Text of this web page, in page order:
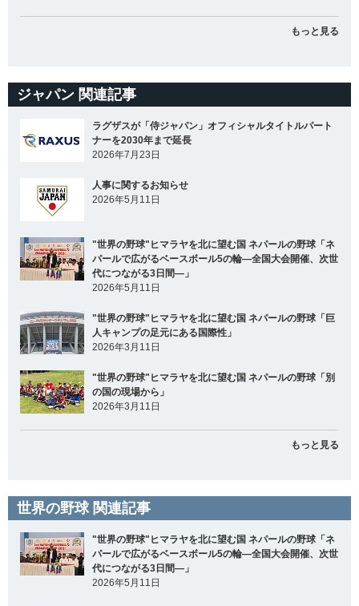
もっと見る
ジャパン 関連記事
ラグザスが「侍ジャパン」オフィシャルタイトルパート
ナーを2030年まで延長
2026年7月23日
人事に関するお知らせ
2026年5月11日
"世界の野球"ヒマラヤを北に望む国 ネパールの野球「ネ
パールで広がるベースボール5の輪―全国大会開催、次世
代につながる3日間―」
2026年5月11日
"世界の野球"ヒマラヤを北に望む国 ネパールの野球「巨
人キャンプの足元にある国際性」
2026年3月11日
"世界の野球"ヒマラヤを北に望む国 ネパールの野球「別
の国の現場から」
2026年3月11日
もっと見る
世界の野球 関連記事
"世界の野球"ヒマラヤを北に望む国 ネパールの野球「ネ
パールで広がるベースボール5の輪―全国大会開催、次世
代につながる3日間―」
2026年5月11日